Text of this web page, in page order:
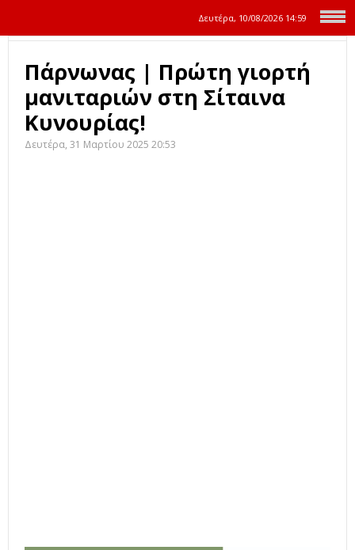
Δευτέρα, 10/08/2026 14:59
Πάρνωνας | Πρώτη γιορτή
μανιταριών στη Σίταινα
Κυνουρίας!
Δευτέρα, 31 Μαρτίου 2025 20:53